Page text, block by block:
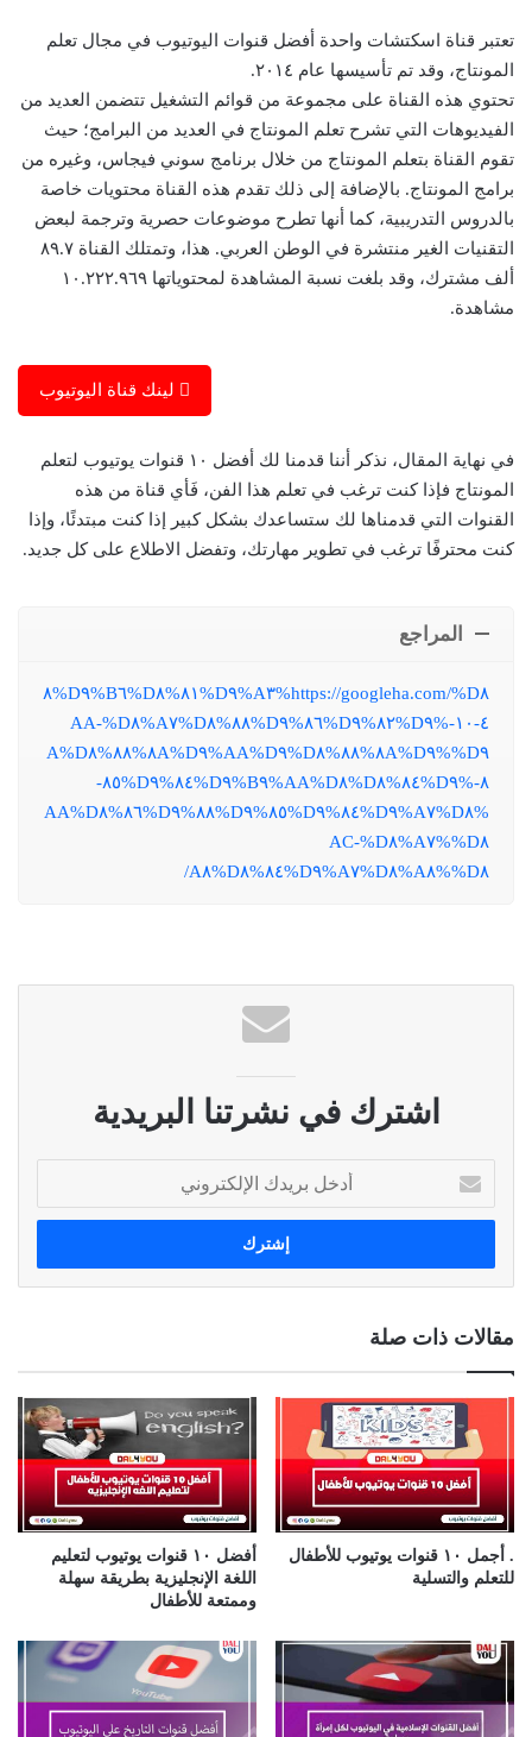
تعتبر قناة اسكتشات واحدة أفضل قنوات اليوتيوب في مجال تعلم
المونتاج، وقد تم تأسيسها عام ٢٠١٤.
تحتوي هذه القناة على مجموعة من قوائم التشغيل تتضمن العديد من
الفيديوهات التي تشرح تعلم المونتاج في العديد من البرامج؛ حيث
تقوم القناة بتعلم المونتاج من خلال برنامج سوني فيجاس، وغيره من
برامج المونتاج. بالإضافة إلى ذلك تقدم هذه القناة محتويات خاصة
بالدروس التدريبية، كما أنها تطرح موضوعات حصرية وترجمة لبعض
التقنيات الغير منتشرة في الوطن العربي. هذا، وتمتلك القناة ٨٩.٧
ألف مشترك، وقد بلغت نسبة المشاهدة لمحتوياتها ١٠.٢٢٢.٩٦٩
مشاهدة.
لينك قناة اليوتيوب
في نهاية المقال، نذكر أننا قدمنا لك أفضل ١٠ قنوات يوتيوب لتعلم
المونتاج فإذا كنت ترغب في تعلم هذا الفن، فَأي قناة من هذه
القنوات التي قدمناها لك ستساعدك بشكل كبير إذا كنت مبتدئًا، وإذا
كنت محترفًا ترغب في تطوير مهارتك، وتفضل الاطلاع على كل جديد.
المراجع
https://googleha.com/%D٨%A٣%D٩%٨١%D٨%B٦%D٩%٨
٤-١٠-%D٩%٨٢%D٩%٨٦%D٩%٨٨%D٨%A٧%D٨%AA-
%D٩%٨A%D٩%٨٨%D٨%AA%D٩%٨A%D٩%٨٨%D٨%A
٨-%D٩%٨٤%D٨%AA%D٨%B٩%D٩%٨٤%D٩%٨٥-
%D٨%A٧%D٩%٨٤%D٩%٨٥%D٩%٨٨%D٩%٨٦%D٨%AA
%D٨%A٧%D٨%AC-
%D٨%A٨%D٨%A٧%D٩%٨٤%D٨%A٨/
اشترك في نشرتنا البريدية
خ
ب
د
ك
ا
ل
ك
ت
و
مقالات ذات صلة
. أجمل ١٠ قنوات يوتيوب للأطفال
للتعلم والتسلية
أفضل ١٠ قنوات يوتيوب لتعليم
اللغة الإنجليزية بطريقة سهلة
وممتعة للأطفال